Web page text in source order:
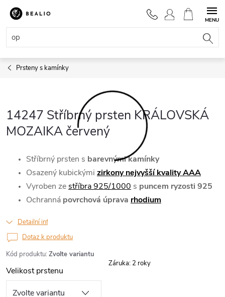
Přejít
obsah
NÁKUPNÍ
KOŠÍK
Prsteny s kamínky
14247 Stříbrný prsten KRÁLOVSKÁ
MOZAIKA červený
Kód produktu: Zvolte variantu
Stříbrný prsten s barevnými kamínky
Osazený kubickými zirkony nejvyšší kvality AAA
Vyroben zestříbra 925/1000 s puncem ryzosti 925
Ochranná povrchová úprava rhodium
Detailní informace
Velikost prstenu
Dotaz k produktu
Záruka: 2 roky